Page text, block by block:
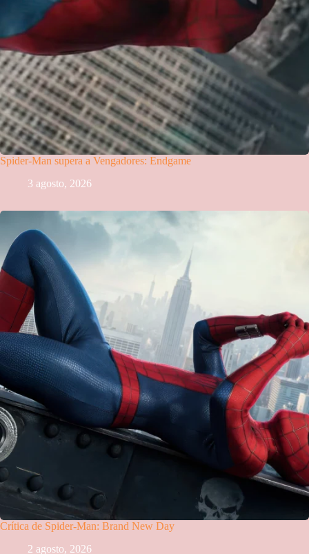
Spider-Man supera a Vengadores: Endgame
3 agosto, 2026
Crítica de Spider-Man: Brand New Day
2 agosto, 2026